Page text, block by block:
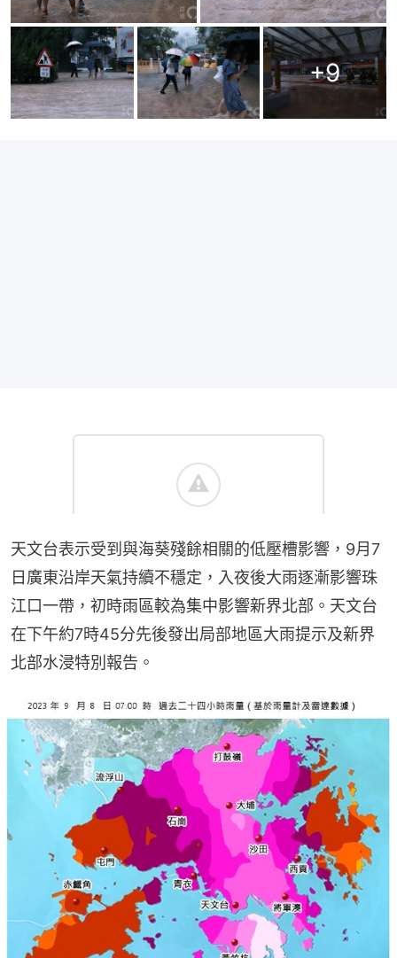
+9
天文台表示受到與海葵殘餘相關的低壓槽影響，9月7
日廣東沿岸天氣持續不穩定，入夜後大雨逐漸影響珠
江口一帶，初時雨區較為集中影響新界北部。天文台
在下午約7時45分先後發出局部地區大雨提示及新界
北部水浸特別報告。